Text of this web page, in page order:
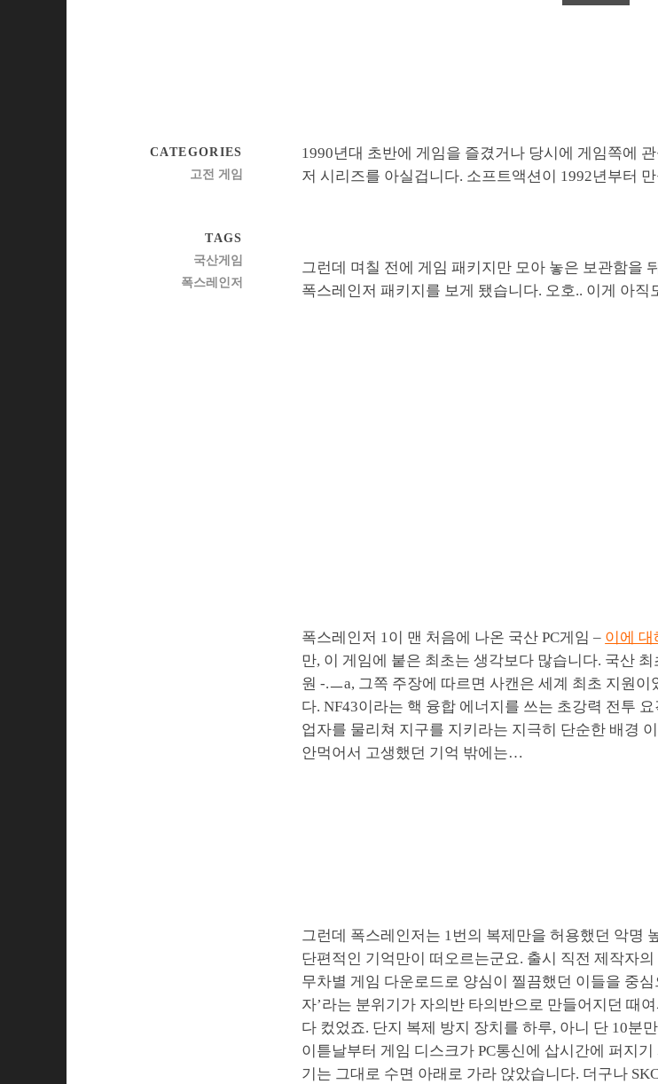
1990년대 초반에 게임을 즐겼거나 당시에 게임쪽에
저 시리즈를 아실겁니다. 소프트액션이 1992년부터
그런데 며칠 전에 게임 패키지만 모아 놓은 보관함을
폭스레인저 패키지를 보게 됐습니다. 오호.. 이게 아
폭스레인저 1이 맨 처음에 나온 국산 PC게임 – 이에 대
만, 이 게임에 붙은 최초는 생각보다 많습니다. 국산 최
원 -.ㅡa, 그쪽 주장에 따르면 사캔은 세계 최초 지원
다. NF43이라는 핵 융합 에너지를 쓰는 초강력 전투
업자를 물리쳐 지구를 지키라는 지극히 단순한 배경
안먹어서 고생했던 기억 밖에는…
그런데 폭스레인저는 1번의 복제만을 허용했던 악명
단편적인 기억만이 떠오르는군요. 출시 직전 제작자의
무차별 게임 다운로드로 양심이 찔끔했던 이들을 중심
자’라는 분위기가 자의반 타의반으로 만들어지던 때
다 컸었죠. 단지 복제 방지 장치를 하루, 아니 단 10분
이튿날부터 게임 디스크가 PC통신에 삽시간에 퍼지
기는 그대로 수면 아래로 가라 앉았습니다. 더구나
CATEGORIES
고전 게임
TAGS
국산게임
폭스레인저